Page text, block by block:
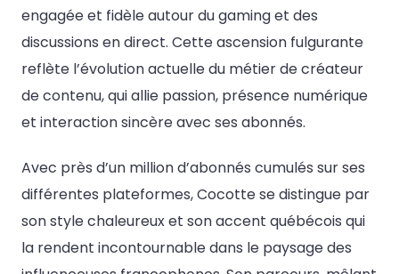
engagée et fidèle autour du gaming et des
discussions en direct. Cette ascension fulgurante
reflète l’évolution actuelle du métier de créateur
de contenu, qui allie passion, présence numérique
et interaction sincère avec ses abonnés.
Avec près d’un million d’abonnés cumulés sur ses
différentes plateformes, Cocotte se distingue par
son style chaleureux et son accent québécois qui
la rendent incontournable dans le paysage des